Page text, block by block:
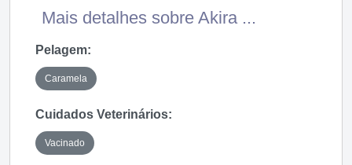
Mais detalhes sobre Akira ...
Pelagem:
Caramela
Cuidados Veterinários:
Vacinado